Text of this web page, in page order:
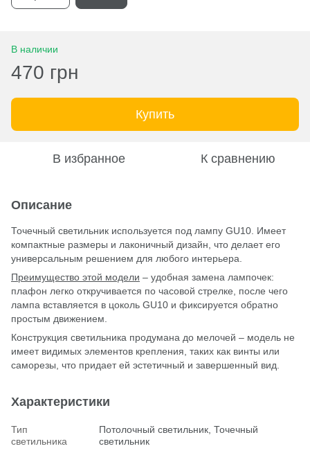
В наличии
470 грн
Купить
В избранное К сравнению
Описание
Точечный светильник используется под лампу GU10. Имеет
компактные размеры и лаконичный дизайн, что делает его
универсальным решением для любого интерьера.
Преимущество этой модели – удобная замена лампочек:
плафон легко откручивается по часовой стрелке, после чего
лампа вставляется в цоколь GU10 и фиксируется обратно
простым движением.
Конструкция светильника продумана до мелочей – модель не
имеет видимых элементов крепления, таких как винты или
саморезы, что придает ей эстетичный и завершенный вид.
Характеристики
Тип
светильника
Потолочный светильник, Точечный
светильник